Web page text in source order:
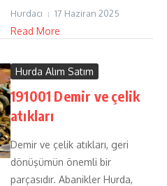
Hurdacı 17 Haziran 2025
Read More
Hurda Alım Satım
191001 Demir ve çelik
atıkları
Demir ve çelik atıkları, geri
dönüşümün önemli bir
parçasıdır. Abanikler Hurda,